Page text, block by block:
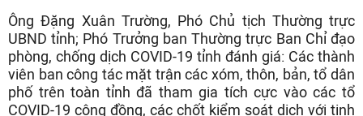
Ông Đặng Xuân Trường, Phó Chủ tịch Thường trực
UBND tỉnh; Phó Trưởng ban Thường trực Ban Chỉ đạo
phòng, chống dịch COVID-19 tỉnh đánh giá: Các thành
viên ban công tác mặt trận các xóm, thôn, bản, tổ dân
phố trên toàn tỉnh đã tham gia tích cực vào các tổ
COVID-19 cộng đồng, các chốt kiểm soát dịch với tinh